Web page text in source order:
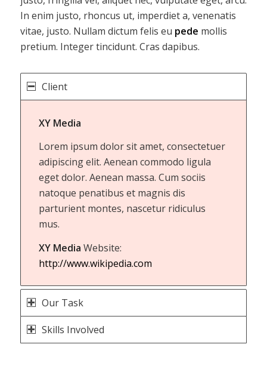
In enim justo, rhoncus ut, imperdiet a, venenatis
vitae, justo. Nullam dictum felis eu pede mollis
pretium. Integer tincidunt. Cras dapibus.
Client
XY Media
Lorem ipsum dolor sit amet, consectetuer
adipiscing elit. Aenean commodo ligula
eget dolor. Aenean massa. Cum sociis
natoque penatibus et magnis dis
parturient montes, nascetur ridiculus
mus.
XY Media Website:
http://www.wikipedia.com
Our Task
Skills Involved